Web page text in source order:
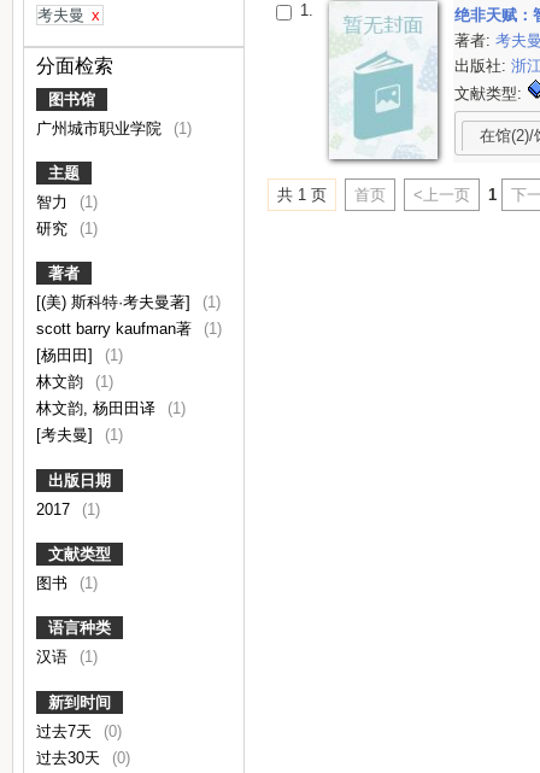
考夫曼 x
分面检索
图书馆
广州城市职业学院
(1)
主题
智力
(1)
研究
(1)
著者
[(美) 斯科特·考夫曼著]
(1)
scott barry kaufman著
(1)
[杨田田]
(1)
林文韵
(1)
林文韵, 杨田田译
(1)
[考夫曼]
(1)
出版日期
2017
(1)
文献类型
图书
(1)
语言种类
汉语
(1)
新到时间
过去7天
(0)
过去30天
(0)
1.
绝非天赋：
著者:考夫
出版社:浙
文献类型:
在馆(2)/
共 1 页 首页 <上一页 1 下